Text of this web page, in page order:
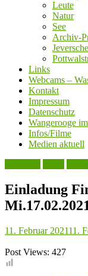
Leute
Natur
See
Archiv-
Links
Webcams –
Kontakt
Impressum
Datenschutz
Wangerooge
Infos/Filme
Medien aktuell
Einladung
11. Februar 202111.
Post Views: 427